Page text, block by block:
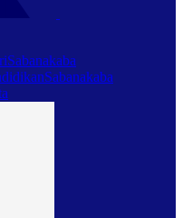
Sabanakaba
Sabanakaba